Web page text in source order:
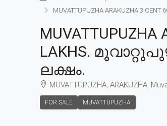
MUVATTUPUZHA ARAKUZHA 3
MUVATTUPUZHA
LAKHS.
ലക്ഷം.
MUVATTUPUZHA, ARAKUZHA,
FOR SALE MUVATTUPUZHA